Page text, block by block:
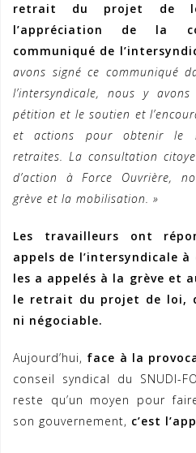
retrait du projet de
l’appréciation de la
communiqué de
avons signé ce communiqué
l’intersyndicale, nous y
pétition et le soutien et
et actions pour obtenir
retraites. La consultation
d’action à Force Ouvrière,
grève et la mobilisation. »
Les travailleurs ont
appels de l’intersyndicale
les a appelés à la grève et
le retrait du projet de loi,
ni négociable.
Aujourd’hui, face à la
conseil syndical du SNUDI-
reste qu’un moyen pour
son gouvernement, c’est